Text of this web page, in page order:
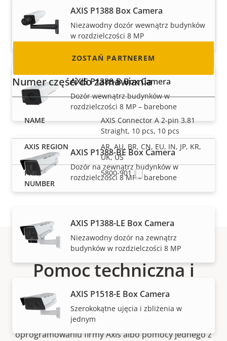
AXIS P1388 Box Camera
Niezawodny dozór wewnątrz budynków
w rozdzielczości 8 MP
AXIS P1388-B Box Camera
Dozór wewnątrz budynków w
rozdzielczości 8 MP – barebone
AXIS P1388-BE Box Camera
Dozór na zewnątrz budynków w
rozdzielczości 8 MP – barebone
AXIS P1388-LE Box Camera
Niezawodny dozór na zewnątrz
budynków w rozdzielczości 8 MP
AXIS P1518-E Box Camera
Szerokokątne ujęcia i zbliżenia w
jednym
Mamy partnerów w niemal każdym kraju na
świecie. Dowiedz się, jak nim zostać!
ZOSTAŃ PARTNEREM
Numer części do zamawiania
AXIS Connector A 2-pin 3.81
Straight, 10 pcs, 10 pcs
AR, AU, BR, CN, EU, IN, JP, KR,
UK, US
5800-901
Pomoc techniczna i
zasoby
Potrzebujesz informacji o produktach lub
oprogramowaniu firmy Axis albo pomocy jednego z